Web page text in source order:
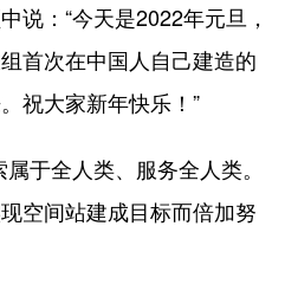
河北 山西
上海
湖北 湖南
海南 重庆
：“今天是2022年元旦，
首次在中国人自己建造的
祝大家新年快乐！”
于全人类、服务全人类。
空间站建成目标而倍加努